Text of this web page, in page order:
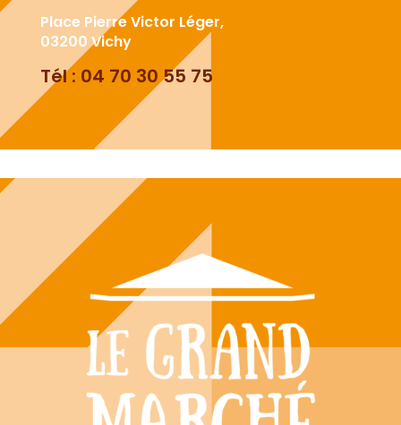
Place Pierre Victor Léger,
03200 Vichy
Tél : 04 70 30 55 75